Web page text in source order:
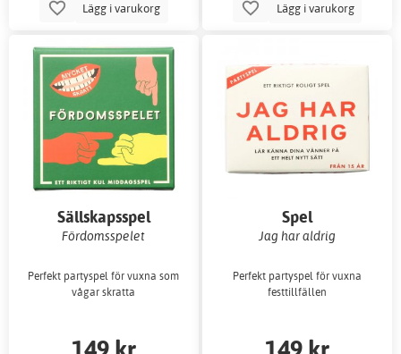
Lägg i varukorg Lägg i varukorg
Sällskapsspel
Fördomsspelet
Perfekt partyspel för vuxna som
vågar skratta
Spel
Jag har aldrig
Perfekt partyspel för vuxna
festtillfällen